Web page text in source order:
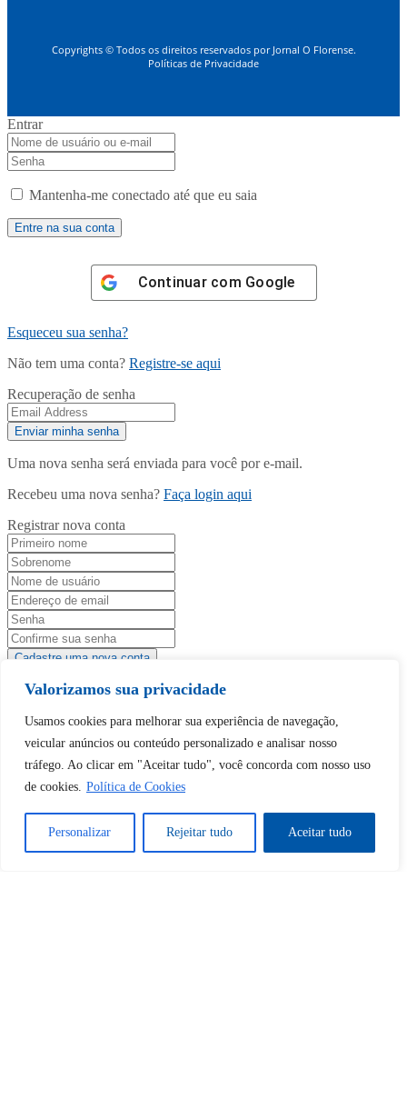
Valorizamos sua privacidade
Usamos cookies para melhorar sua experiência de navegação,
veicular anúncios ou conteúdo personalizado e analisar nosso
tráfego. Ao clicar em "Aceitar tudo", você concorda com nosso uso
de cookies. Política de Cookies
Personalizar Rejeitar tudo Aceitar tudo
Copyrights © Todos os direitos reservados por Jornal O Florense.
Políticas de Privacidade
Entrar
Mantenha-me conectado até que eu saia
Continuar com Google
Esqueceu sua senha?
Não tem uma conta? Registre-se aqui
Recuperação de senha
Uma nova senha será enviada para você por e-mail.
Recebeu uma nova senha? Faça login aqui
Registrar nova conta
Tem uma conta?Faça login aqui
Continuar com Google